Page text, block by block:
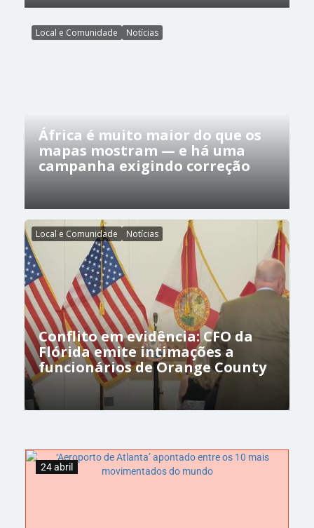
Local e Comunidade Notícias
África é muito maior do que os
mapas mostram — e há uma
campanha exigindo correção
Local e Comunidade Notícias
Conflito em evidência: CFO da
Flórida emite intimações a
funcionários de Orange County
24 abril